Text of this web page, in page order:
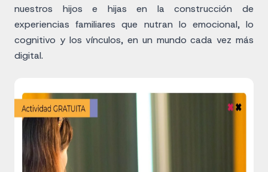
nuestros hijos e hijas en la construcción de
experiencias familiares que nutran lo emocional, lo
cognitivo y los vínculos, en un mundo cada vez más
digital.